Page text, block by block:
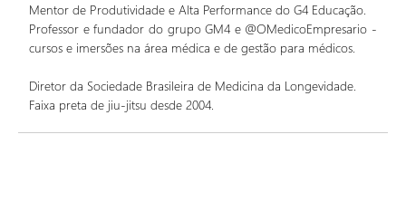
Mentor de Produtividade e Alta Performance do G4 Educação.
Professor e fundador do grupo GM4 e @OMedicoEmpresario -
cursos e imersões na área médica e de gestão para médicos.
Diretor da Sociedade Brasileira de Medicina da Longevidade.
Faixa preta de jiu-jitsu desde 2004.